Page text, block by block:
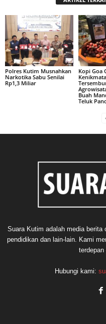
Polres Kutim Musnahkan
Narkotika Sabu Senilai
Rp1,3 Miliar
Kopi Goa
Buah
Teluk
Suara Kutim adalah media berita
pendidikan dan lain-lain. Kami
terdepan
Hubungi kami: